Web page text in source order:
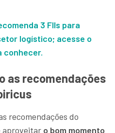
3 FIIs para
logístico; acesse o
conhecer.
as recomendações
recomendações do
aproveitar o bom momento